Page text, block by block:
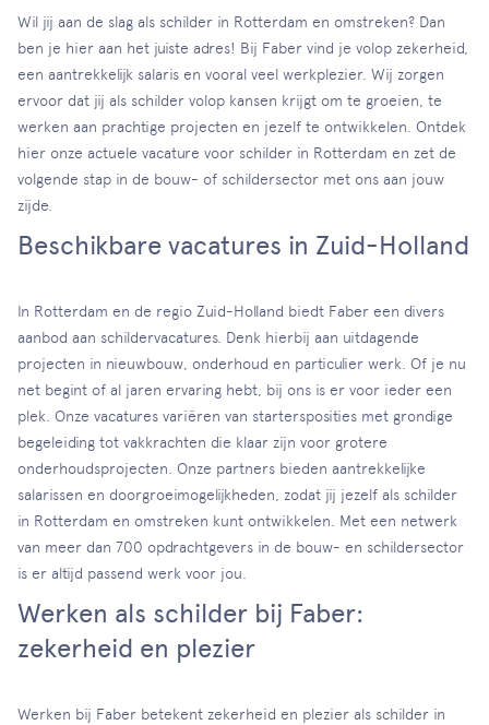
Wil jij aan de slag als schilder in Rotterdam en omstreken? Dan
ben je hier aan het juiste adres! Bij Faber vind je volop zekerheid,
een aantrekkelijk salaris en vooral veel werkplezier. Wij zorgen
ervoor dat jij als schilder volop kansen krijgt om te groeien, te
werken aan prachtige projecten en jezelf te ontwikkelen. Ontdek
hier onze actuele vacature voor schilder in Rotterdam en zet de
volgende stap in de bouw- of schildersector met ons aan jouw
zijde.
Beschikbare vacatures in Zuid-Holland
In Rotterdam en de regio Zuid-Holland biedt Faber een divers
aanbod aan schildervacatures. Denk hierbij aan uitdagende
projecten in nieuwbouw, onderhoud en particulier werk. Of je nu
net begint of al jaren ervaring hebt, bij ons is er voor ieder een
plek. Onze vacatures variëren van startersposities met grondige
begeleiding tot vakkrachten die klaar zijn voor grotere
onderhoudsprojecten. Onze partners bieden aantrekkelijke
salarissen en doorgroeimogelijkheden, zodat jij jezelf als schilder
in Rotterdam en omstreken kunt ontwikkelen. Met een netwerk
van meer dan 700 opdrachtgevers in de bouw- en schildersector
is er altijd passend werk voor jou.
Werken als schilder bij Faber:
zekerheid en plezier
Werken bij Faber betekent zekerheid en plezier als schilder in